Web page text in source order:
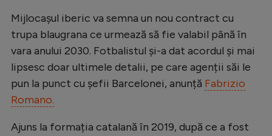
Gimnastică
Auto
Rugby
Ciclism
JO 2024
Mijlocașul iberic va semna un nou contract cu
trupa blaugrana ce urmează să fie valabil până în
vara anului 2030. Fotbalistul și-a dat acordul și mai
lipsesc doar ultimele detalii, pe care agenții săi le
pun la punct cu șefii Barcelonei, anunță Fabrizio
Romano.
Ajuns la formația catalană în 2019, după ce a fost